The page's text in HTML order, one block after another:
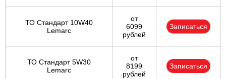
ТО Стандарт 10W40
Lemarc
от
6099
рублей
Записаться
ТО Стандарт 5W30
Lemarc
от
8199
рублей
Записаться